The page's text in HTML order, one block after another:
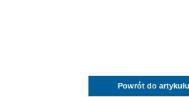
Powrót do artykułu